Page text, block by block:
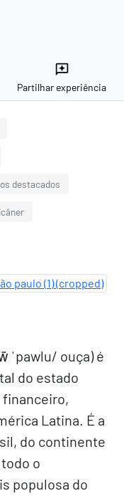
reviews
Partilhar experiência
destacados
ˈpawlu/ ouça) é
do estado
Latina. É a
do continente
o
populosa do